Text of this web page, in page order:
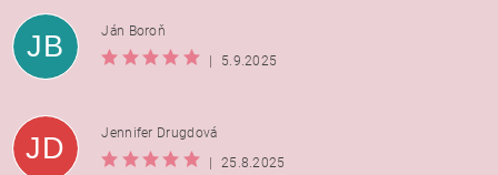
JB
Ján Boroň
|
5.9.2025
JD
Jennifer Drugdová
|
25.8.2025